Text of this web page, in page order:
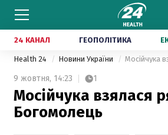
24 КАНАЛ ГЕОПОЛІТИКА
Health 24 Новини України
9 жовтня, 14:23 1
Мосійчука взялася
Богомолець